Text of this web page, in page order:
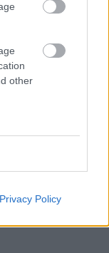
other
Privacy Policy